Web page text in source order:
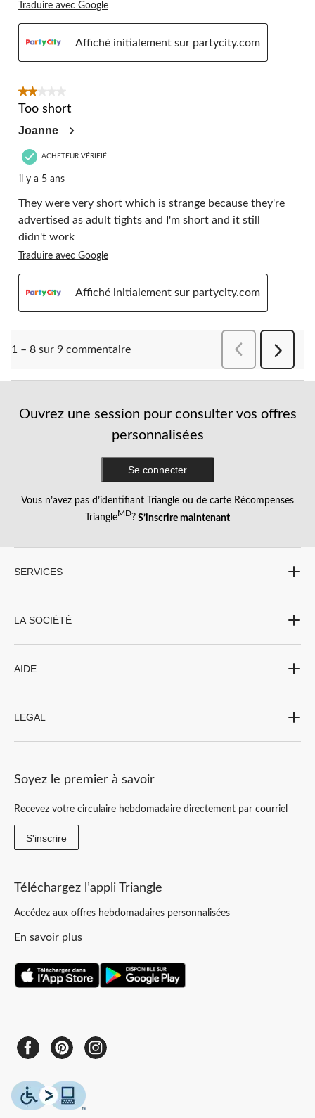
Traduire avec Google
Affiché initialement sur partycity.com
2 étoile(s) sur 5.
Too short
Joanne
ACHETEUR VÉRIFIÉ
il y a 5 ans
They were very short which is strange because they're
advertised as adult tights and I'm short and it still
didn't work
Traduire avec Google
Affiché initialement sur partycity.com
1 – 8 sur 9 commentaire
Suivant
Ouvrez une session pour consulter vos offres
personnalisées
Se connecter
Vous n’avez pas d’identifiant Triangle ou de carte Récompenses
TriangleMD? S’inscrire maintenant
SERVICES
LA SOCIÉTÉ
AIDE
LEGAL
Soyez le premier à savoir
Recevez votre circulaire hebdomadaire directement par courriel
S'inscrire
Téléchargez l’appli Triangle
Accédez aux offres hebdomadaires personnalisées
En savoir plus